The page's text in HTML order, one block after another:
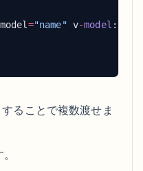
model ="name" v-model :val2
することで複数渡せま